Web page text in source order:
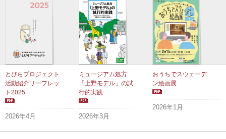
とびらプロジェクト
活動紹介リーフレッ
ト2025
2026年4月
ミュージアム処方
「上野モデル」の試
行的実践
2026年3月
おうちでスウェーデ
ン絵画展
2026年1月